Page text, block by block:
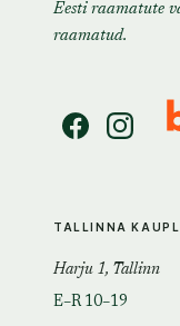
Eesti raamatute
raamatud.
TALLINNA
Harju 1, Tallinn
E–R 10–19